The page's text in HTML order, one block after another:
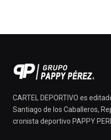
CARTEL DEPORTIVO es
Santiago de los Caballeros,
cronista deportivo PAPPY